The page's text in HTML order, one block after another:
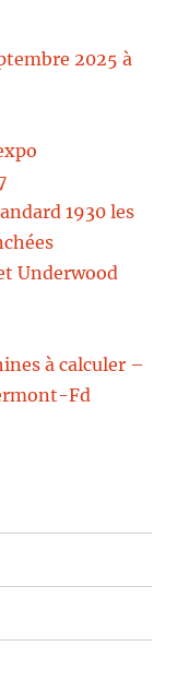
2025 à
1930 les
Underwood
à calculer –
Fd